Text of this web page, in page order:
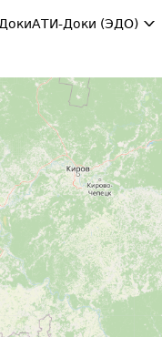
АТИ-Доки (ЭДО)